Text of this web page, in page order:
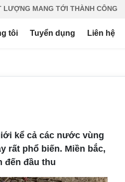
LƯỢNG MANG TỚI THÀNH CÔNG
tôi Tuyển dụng Liên hệ
kể cả các nước vùng
rất phổ biến. Miền bắc,
đến đầu thu